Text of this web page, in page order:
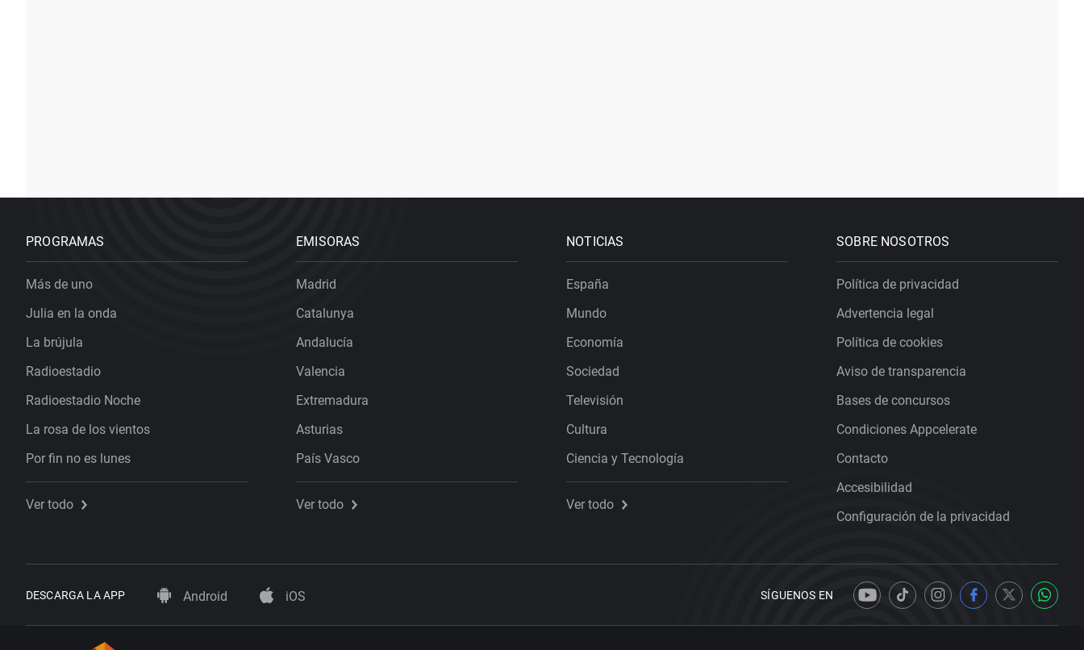
PROGRAMAS
Más de uno
Julia en la onda
La brújula
Radioestadio
Radioestadio Noche
La rosa de los vientos
Por fin no es lunes
Ver todo
EMISORAS
Madrid
Catalunya
Andalucía
Valencia
Extremadura
Asturias
País Vasco
Ver todo
NOTICIAS
España
Mundo
Economía
Sociedad
Televisión
Cultura
Ciencia y Tecnología
Ver todo
SOBRE NOSOTROS
Política de privacidad
Advertencia legal
Política de cookies
Aviso de transparencia
Bases de concursos
Condiciones Appcelerate
Contacto
Accesibilidad
Configuración de la privacidad
DESCARGA LA APP Android iOS SÍGUENOS EN